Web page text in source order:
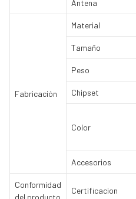
Antena
Fabricación
Material
Tamaño
Peso
Chipset
Color
Accesorios
Conformidad
del producto
Certificacion